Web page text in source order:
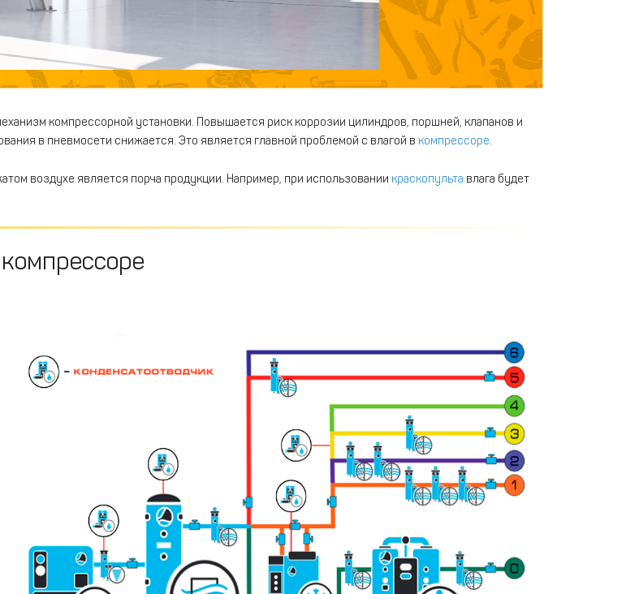
компрессорной установки. Повышается риск коррозии цилиндров, поршней, клапанов и
в пневмосети снижается. Это является главной проблемой с влагой в компрессоре.
воздухе является порча продукции. Например, при использовании краскопульта влага будет